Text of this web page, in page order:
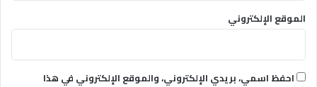
الموقع الإلكتروني
احفظ اسمي، بريدي الإلكتروني، والموقع الإلكتروني في هذا